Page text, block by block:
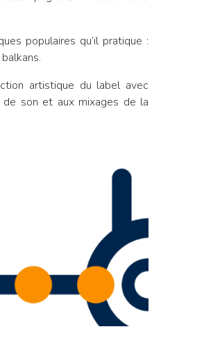
populaires qu’il pratique :
artistique du label avec
de son et aux mixages de la